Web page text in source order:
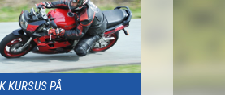
KURSUS PÅ